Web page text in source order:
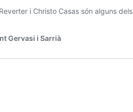
i Christo Casas són alguns
Gervasi i Sarrià